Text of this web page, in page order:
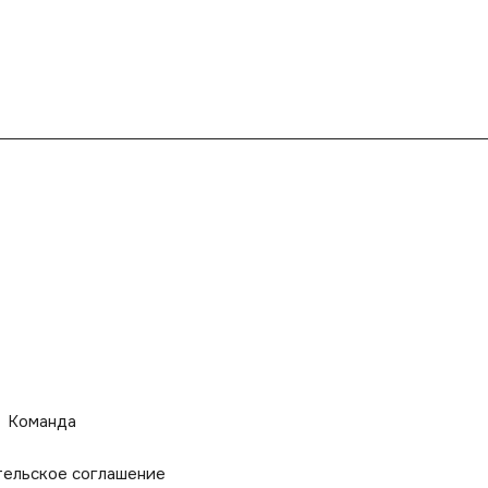
Команда
соглашение